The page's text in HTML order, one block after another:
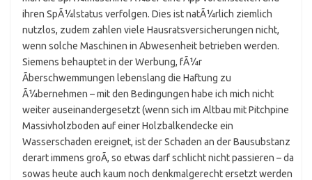
ihren SpÃ¼lstatus verfolgen. Dies ist natÃ¼rlich ziemlich
nutzlos, zudem zahlen viele Hausratsversicherungen nicht,
wenn solche Maschinen in Abwesenheit betrieben werden.
Siemens behauptet in der Werbung, fÃ¼r
Ãberschwemmungen lebenslang die Haftung zu
Ã¼bernehmen – mit den Bedingungen habe ich mich nicht
weiter auseinandergesetzt (wenn sich im Altbau mit Pitchpine
Massivholzboden auf einer Holzbalkendecke ein
Wasserschaden ereignet, ist der Schaden an der Bausubstanz
derart immens groÃ, so etwas darf schlicht nicht passieren – da
sowas heute auch kaum noch denkmalgerecht ersetzt werden